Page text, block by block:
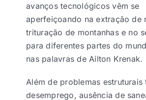
avanços tecnológicos vêm se
aperfeiçoando na extração de
trituração de montanhas e no
para diferentes partes do
nas palavras de Ailton Krenak.
Além de problemas estruturais
desemprego, ausência de